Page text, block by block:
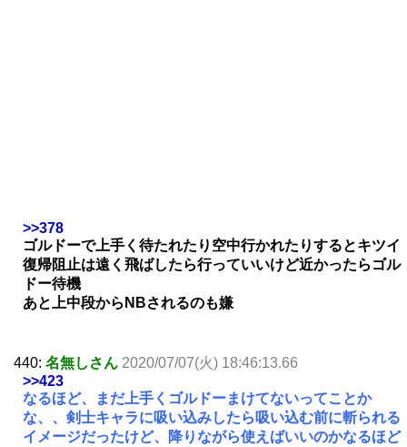
>>378
ゴルドーで上手く待たれたり空中行かれたりするとキツイ
復帰阻止は遠く飛ばしたら行っていいけど近かったらゴル
ドー待機
あと上中段からNBされるのも嫌
440: 名無しさん 2020/07/07(火) 18:46:13.66
>>423
なるほど、まだ上手くゴルドーまけてないってことか
な、、剣士キャラに吸い込みしたら吸い込む前に斬られる
イメージだったけど、降りながら使えばいいのかなるほど